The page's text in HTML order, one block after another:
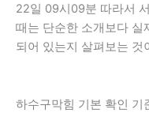
22일 09시09분 따라서
때는 단순한 소개보다 실
되어 있는지 살펴보는 것
하수구막힘 기본 확인